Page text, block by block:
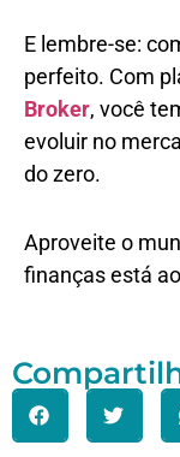
E lembre-se:
perfeito. Com
Broker, você
evoluir no
do zero.
Aproveite o
finanças está